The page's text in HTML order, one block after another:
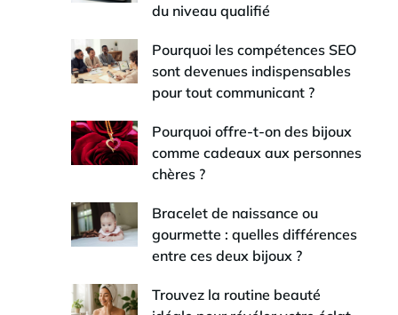
du niveau qualifié
Pourquoi les compétences SEO
sont devenues indispensables
pour tout communicant ?
Pourquoi offre-t-on des bijoux
comme cadeaux aux personnes
chères ?
Bracelet de naissance ou
gourmette : quelles différences
entre ces deux bijoux ?
Trouvez la routine beauté